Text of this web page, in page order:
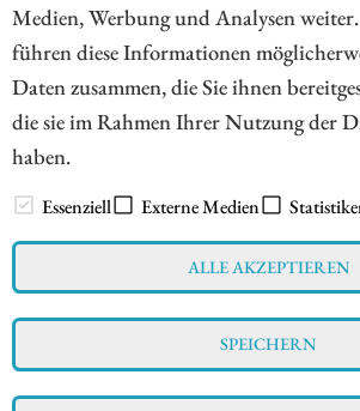
Medien, Werbung und Analysen
führen diese Informationen
Daten zusammen, die Sie ihnen
die sie im Rahmen Ihrer Nutzung der
haben.
Essenziell Externe Medien
ALLE AKZEPTIEREN
SPEICHERN
1
zu ESG bewussten Unternehmen aus allen
Impressum
Datenschutz
Interessenskonflikt & Risikohinweis
Nutzungsbedingungen